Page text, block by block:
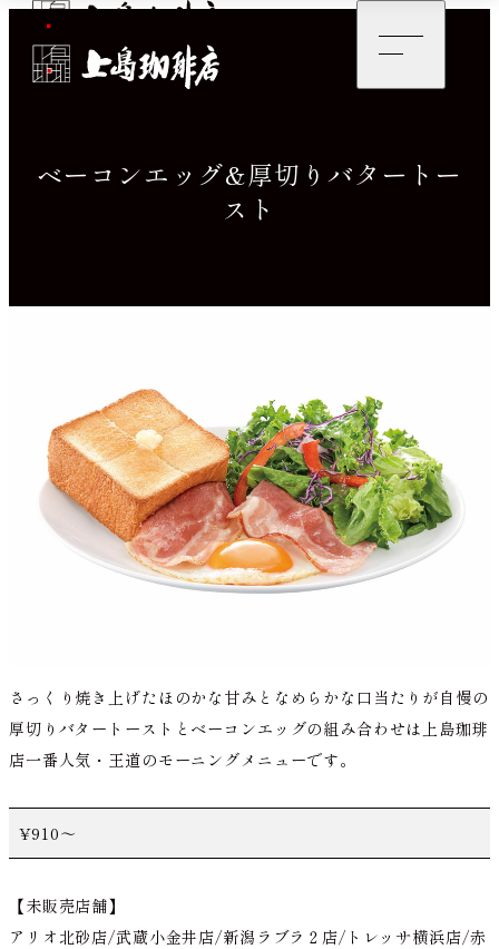
ベーコンエッグ&厚切りバタートー
スト
さっくり焼き上げたほのかな甘みとなめらかな口当たりが自慢の
厚切りバタートーストとベーコンエッグの組み合わせは上島珈琲
店一番人気・王道のモーニングメニューです。
¥910～
【未販売店舗】
アリオ北砂店/武蔵小金井店/新潟ラブラ２店/トレッサ横浜店/赤